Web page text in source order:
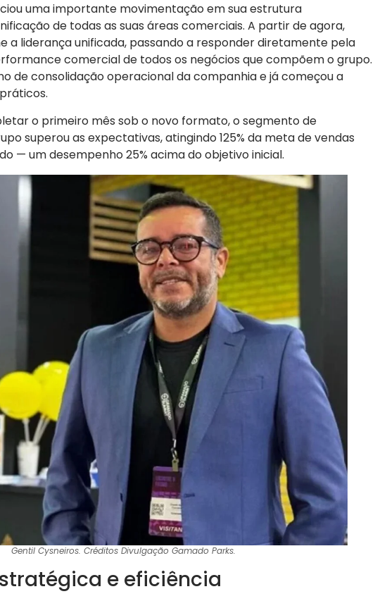
uma importante movimentação em sua estrutura
de todas as suas áreas comerciais. A partir de agora,
a liderança unificada, passando a responder diretamente pela
comercial de todos os negócios que compõem o grupo.
de consolidação operacional da companhia e já começou a
o primeiro mês sob o novo formato, o segmento de
superou as expectativas, atingindo 125% da meta de vendas
— um desempenho 25% acima do objetivo inicial.
Gentil Cysneiros. Créditos Divulgação Gamado Parks.
e eficiência